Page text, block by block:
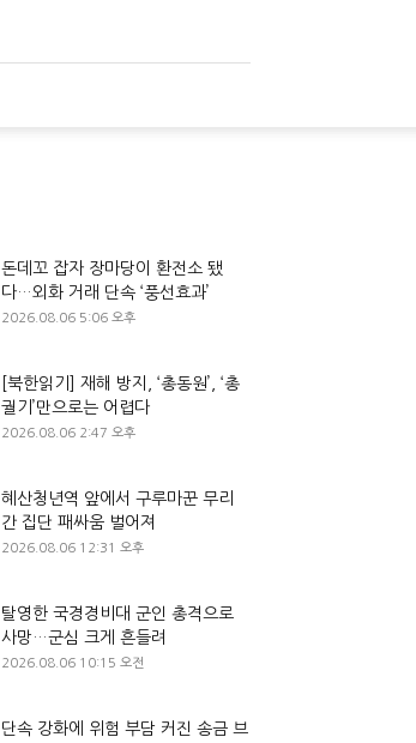
돈데꼬 잡자 장마당이 환전소 됐
다…외화 거래 단속 ‘풍선효과’
2026.08.06 5:06 오후
[북한읽기] 재해 방지, ‘총동원’, ‘총
궐기’만으로는 어렵다
2026.08.06 2:47 오후
혜산청년역 앞에서 구루마꾼 무리
간 집단 패싸움 벌어져
2026.08.06 12:31 오후
탈영한 국경경비대 군인 총격으로
사망…군심 크게 흔들려
2026.08.06 10:15 오전
단속 강화에 위험 부담 커진 송금 브